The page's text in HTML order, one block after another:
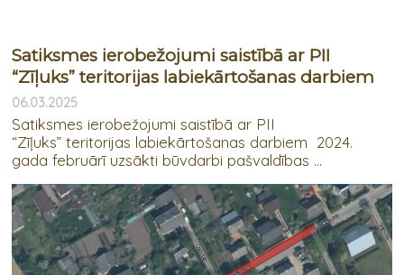
Satiksmes ierobežojumi saistībā ar PII
“Zīļuks” teritorijas labiekārtošanas darbiem
06.03.2025
Satiksmes ierobežojumi saistībā ar PII
“Zīļuks” teritorijas labiekārtošanas darbiem 2024.
gada februārī uzsākti būvdarbi pašvaldības ...